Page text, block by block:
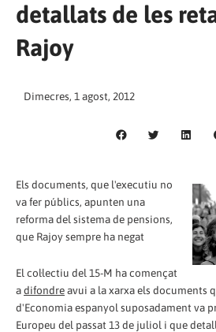
detallats de les
Rajoy
Dimecres, 1 agost, 2012
Els documents, que l'executiu no
va fer públics, apunten una
reforma del sistema de pensions,
que Rajoy sempre ha negat
El col·lectiu del 15-M ha començat
adifondreavui a la xarxa els documents
d'Economia espanyol suposadament va
Europeu del passat 13 de juliol i que